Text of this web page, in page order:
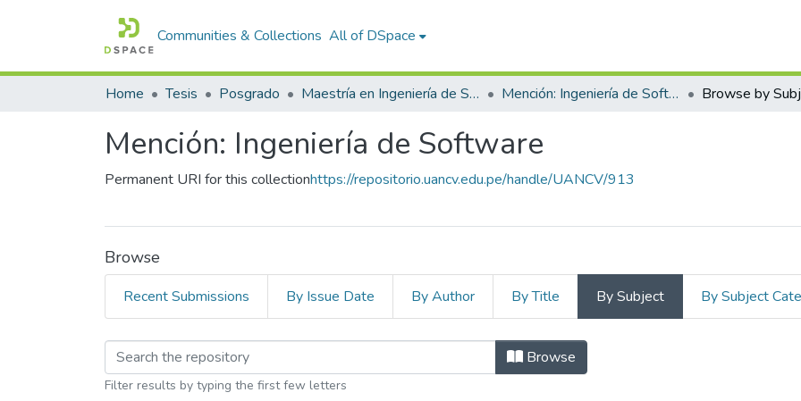
Communities & Collections All of DSpace
Home Tesis Posgrado Maestría en Ingeniería de Sistemas Mención: Ingeniería de Software Browse by
Mención: Ingeniería de Software
Permanent URI for this collectionhttps://repositorio.uancv.edu.pe/handle/UANCV/913
Browse
Recent Submissions By Issue Date By Author By Title By Subject By Subject
Browsing Mención: Ingeniería de Software by
Browse
Filter results by typing the first few letters